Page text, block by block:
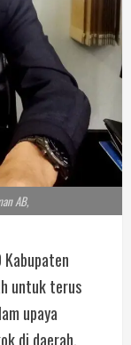
AB,
Kabupaten
untuk terus
upaya
di daerah.